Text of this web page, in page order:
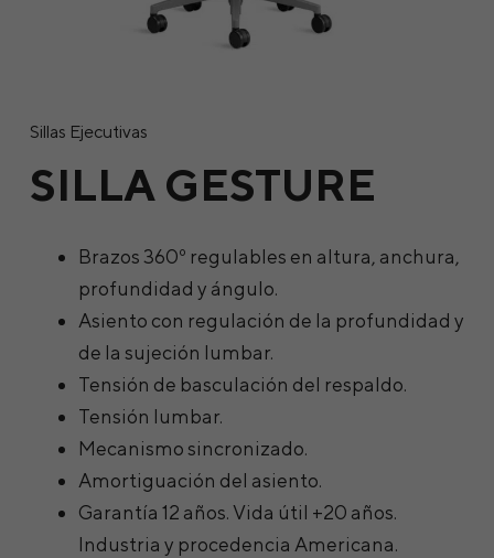
Sillas Ejecutivas
SILLA GESTURE
Brazos 360º regulables en altura, anchura,
profundidad y ángulo.
Asiento con regulación de la profundidad y
de la sujeción lumbar.
Tensión de basculación del respaldo.
Tensión lumbar.
Mecanismo sincronizado.
Amortiguación del asiento.
Garantía 12 años. Vida útil +20 años.
Industria y procedencia Americana.